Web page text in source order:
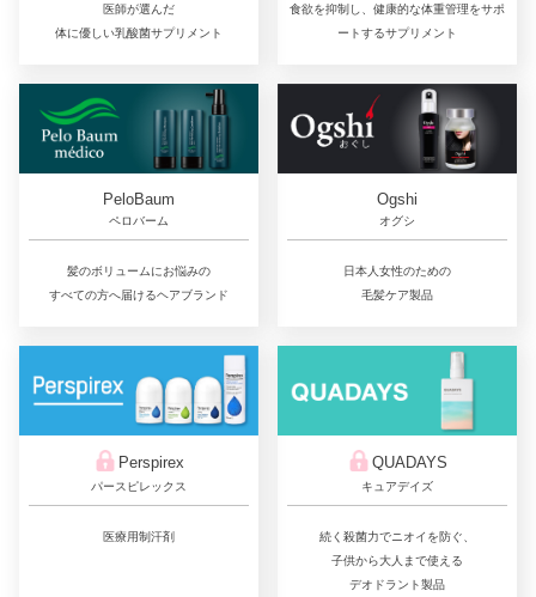
医師が選んだ
体に優しい乳酸菌サプリメント
食欲を抑制し、健康的な体重管理をサポ
ートするサプリメント
PeloBaum
ペロバーム
髪のボリュームにお悩みの
すべての方へ届けるヘアブランド
Ogshi
オグシ
日本人女性のための
毛髪ケア製品
Perspirex
パースピレックス
医療用制汗剤
QUADAYS
キュアデイズ
続く殺菌力でニオイを防ぐ、
子供から大人まで使える
デオドラント製品